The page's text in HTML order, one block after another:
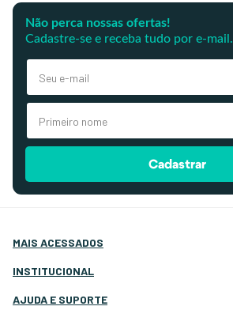
Não perca nossas ofertas!
Cadastre-se e receba tudo por e-mail.
Cadastrar
MAIS ACESSADOS
Atração e Ancoragem
INSTITUCIONAL
Quem Somos
AJUDA E SUPORTE